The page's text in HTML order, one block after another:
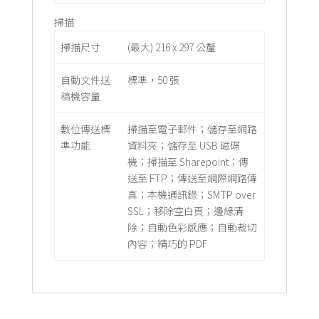
掃描
掃描尺寸
(最大) 216 x 297 公釐
自動文件送
稿機容量
標準，50 張
數位傳送標
準功能
掃描至電子郵件；儲存至網路
資料夾；儲存至 USB 磁碟
機；掃描至 Sharepoint；傳
送至 FTP；傳送至網際網路傳
真；本機通訊錄；SMTP over
SSL；移除空白頁；邊緣清
除；自動色彩感應；自動裁切
內容；精巧的 PDF